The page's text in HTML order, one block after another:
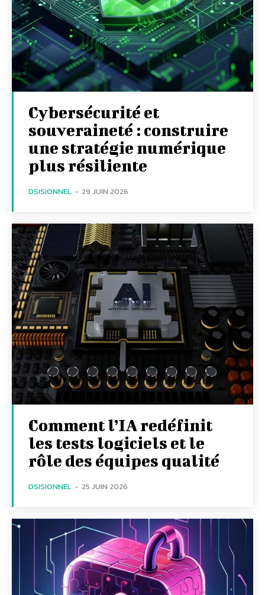
Cybersécurité et
souveraineté : construire
une stratégie numérique
plus résiliente
DSISIONNEL - 29 JUIN 2026
Comment l’IA redéfinit
les tests logiciels et le
rôle des équipes qualité
DSISIONNEL - 25 JUIN 2026